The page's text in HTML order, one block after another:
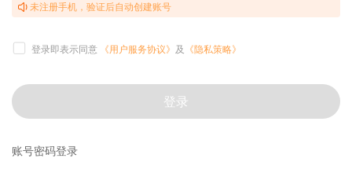
未注册手机，验证后自动创建账号
登录即表示同意 《用户服务协议》 及 《隐私策略》
登录
账号密码登录